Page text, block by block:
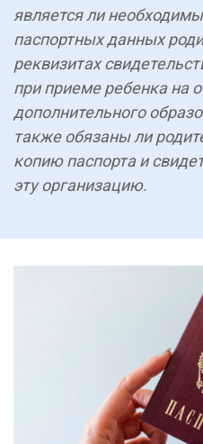
является ли
паспортных данных
реквизитах
при приеме ребенка на
дополнительного
также обязаны ли
копию паспорта и
эту организацию.